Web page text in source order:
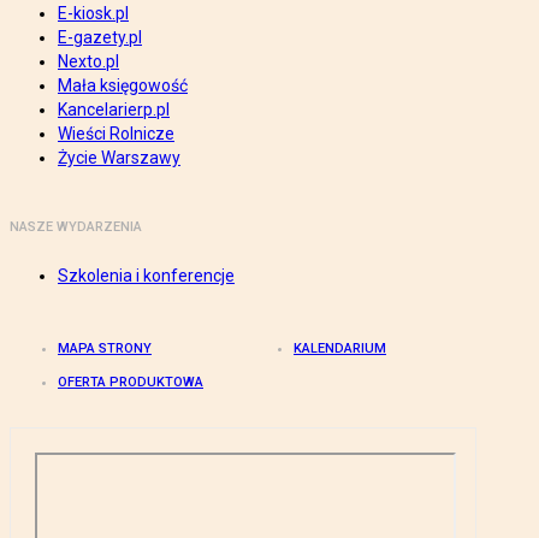
E-kiosk.pl
E-gazety.pl
Nexto.pl
Mała księgowość
Kancelarierp.pl
Wieści Rolnicze
Życie Warszawy
NASZE WYDARZENIA
Szkolenia i konferencje
MAPA STRONY KALENDARIUM
OFERTA PRODUKTOWA